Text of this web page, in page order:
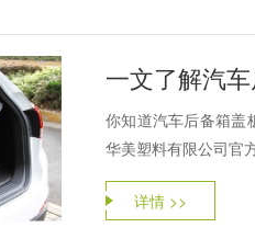
一文了解汽
你知道汽车后备箱盖
华美塑料有限公司官
详情 >>